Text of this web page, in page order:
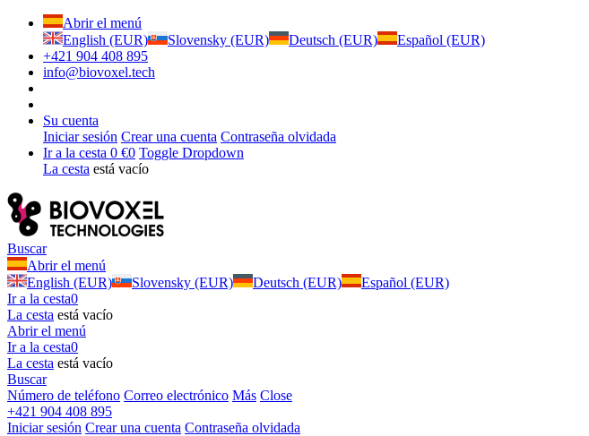
Abrir el menú
English (EUR)
Slovensky (EUR) Deutsch (EUR)
Español (EUR)
+421 904 408 895
info@biovoxel.tech
Su cuenta
Iniciar sesión Crear una cuenta Contraseña olvidada
Ir a la cesta 0 €0 Toggle Dropdown
La cesta está vacío
Buscar
Abrir el menú
English (EUR)
Slovensky (EUR) Deutsch (EUR)
Español (EUR)
Ir a la cesta0
La cesta está vacío
Abrir el menú
Ir a la cesta0
La cesta está vacío
Buscar
Número de teléfono Correo electrónico Más Close
+421 904 408 895
Iniciar sesión Crear una cuenta Contraseña olvidada